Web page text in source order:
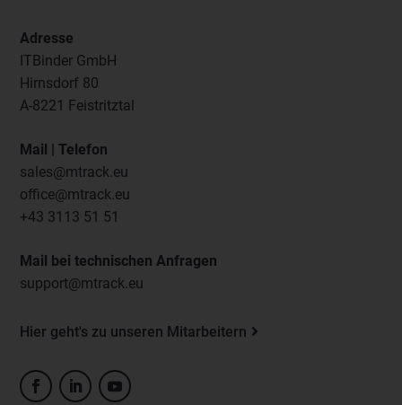
Adresse
ITBinder GmbH
Hirnsdorf 80
A-8221 Feistritztal
Mail | Telefon
sales@mtrack.eu
office@mtrack.eu
+43 3113 51 51
Mail bei technischen Anfragen
support@mtrack.eu
Hier geht's zu unseren Mitarbeitern